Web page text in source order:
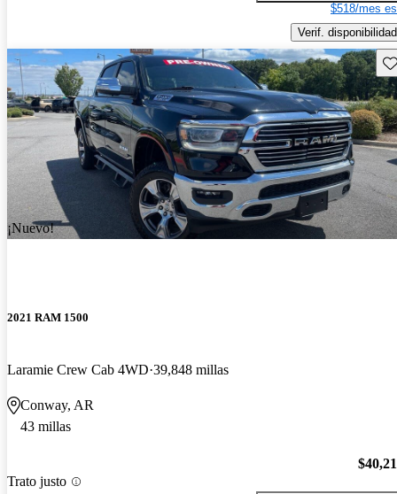
$518/mes
Verif. disponibilidad
¡Nuevo!
2021 RAM 1500
Laramie Crew Cab 4WD 39,848 millas
Conway, AR
43 millas
Trato justo